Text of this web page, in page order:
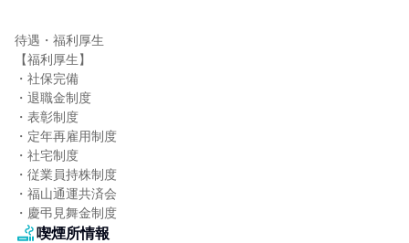
待遇・福利厚生
【福利厚生】
・社保完備
・退職金制度
・表彰制度
・定年再雇用制度
・社宅制度
・従業員持株制度
・福山通運共済会
・慶弔見舞金制度
喫煙所情報